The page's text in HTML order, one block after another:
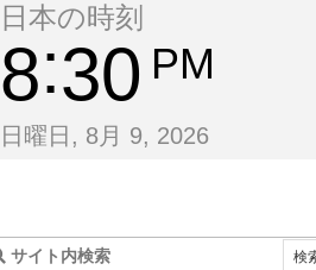
日本の時刻
8 30 PM
日曜日, 8月 9, 2026